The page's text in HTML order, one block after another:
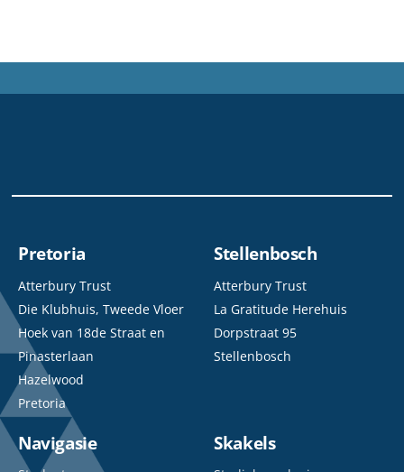
Pretoria
Atterbury Trust
Die Klubhuis, Tweede Vloer
Hoek van 18de Straat en
Pinasterlaan
Hazelwood
Pretoria
Stellenbosch
Atterbury Trust
La Gratitude Herehuis
Dorpstraat 95
Stellenbosch
Navigasie Skakels